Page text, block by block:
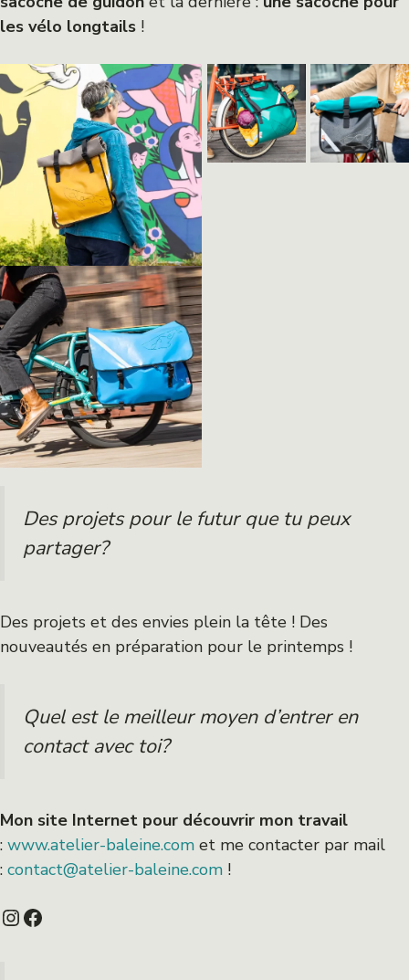
les vélo longtails !
Des projets pour le futur que tu peux
partager?
Des projets et des envies plein la tête ! Des
nouveautés en préparation pour le printemps !
Quel est le meilleur moyen d’entrer en
contact avec toi?
Mon site Internet pour découvrir mon travail
: www.atelier-baleine.com et me contacter par mail
: contact@atelier-baleine.com !
Instagram
Facebook